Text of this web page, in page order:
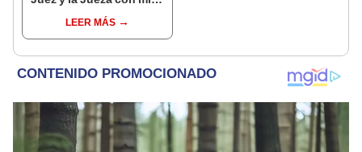
LEER MÁS